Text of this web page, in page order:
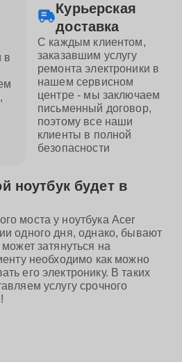
в
Курьерская
доставка
С каждым клиентом,
заказавшим услугу
ремонта электроники в
нашем сервисном
центре - мы заключаем
письменный договор,
поэтому все наши
клиенты в полной
безопасности
ноутбук будет в
моста у ноутбука Acer
одного дня, однако, бывают
затянуться на
необходимо как можно
его электронику. В таких
услугу срочного